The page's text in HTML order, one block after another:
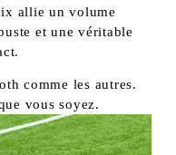
allie un volume
et une véritable
comme les autres.
vous soyez.